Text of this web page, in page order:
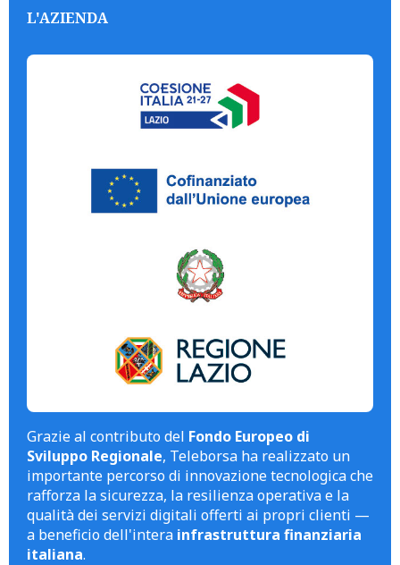
L'AZIENDA
Grazie al contributo del Fondo Europeo di
Sviluppo Regionale, Teleborsa ha realizzato un
importante percorso di innovazione tecnologica che
rafforza la sicurezza, la resilienza operativa e la
qualità dei servizi digitali offerti ai propri clienti —
a beneficio dell'intera infrastruttura finanziaria
italiana.